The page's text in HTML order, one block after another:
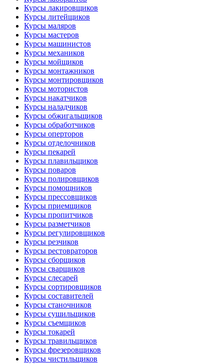
Курсы лакировщиков
Курсы литейщиков
Курсы маляров
Курсы мастеров
Курсы машинистов
Курсы механиков
Курсы мойщиков
Курсы монтажников
Курсы монтировщиков
Курсы мотористов
Курсы накатчиков
Курсы наладчиков
Курсы обжигальщиков
Курсы обработчиков
Курсы оперторов
Курсы отделочников
Курсы пекарей
Курсы плавильщиков
Курсы поваров
Курсы полировщиков
Курсы помощников
Курсы прессовщиков
Курсы приемщиков
Курсы пропитчиков
Курсы разметчиков
Курсы регулировщиков
Курсы резчиков
Курсы рестовраторов
Курсы сборщиков
Курсы сварщиков
Курсы слесарей
Курсы сортировщиков
Курсы составителей
Курсы станочников
Курсы сушильщиков
Курсы съемщиков
Курсы токарей
Курсы травильщиков
Курсы фрезеровщиков
Курсы чистильщиков